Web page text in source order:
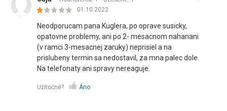
01.10.2022
Neodporucam pana Kuglera, po oprave susicky,
opatovne problemy, ani po 2- mesacnom nahanani
(v ramci 3-mesacnej zaruky) neprisiel a na
prislubeny termin sa nedostavil, za mna palec dole.
Na telefonaty ani spravy nereaguje.
Užitočné? Áno